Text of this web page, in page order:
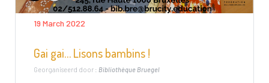
19 March 2022
Gai gai… Lisons bambins !
Georganiseerd door : Bibliothèque Bruegel